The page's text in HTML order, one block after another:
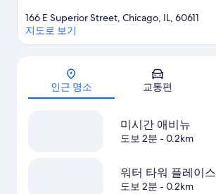
지도
166 E Superior Street, Chicago, IL, 60611
지도로 보기
인근 명소 교통편
미시간 애비뉴
도보 2분 - 0.2km
워터 타워 플레이스
도보 2분 - 0.2km